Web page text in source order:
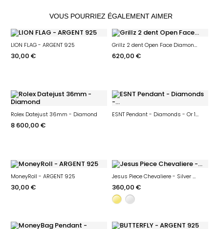
VOUS POURRIEZ ÉGALEMENT AIMER
LION FLAG - ARGENT 925
30,00 €
Grillz 2 dent Open Face Diamond Emerald + Open Face Half Diamonds - Or 18K
620,00 €
Rolex Datejust 36mm - Diamond
8 600,00 €
ESNT Pendant - Diamonds - Or 18K
MoneyRoll - ARGENT 925
30,00 €
Jesus Piece Chevaliere - Silver 925 - Moissanite
360,00 €